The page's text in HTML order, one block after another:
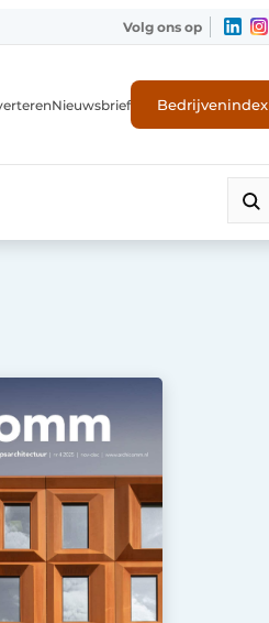
Volg ons op
Nieuwsbrief Bedrijvenindex